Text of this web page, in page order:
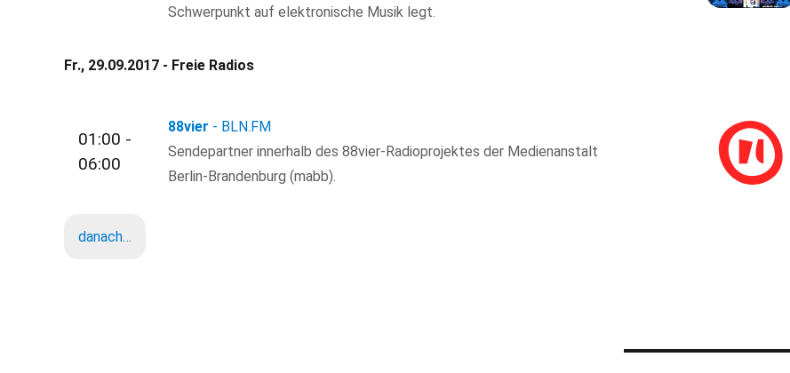
Schwerpunkt auf elektronische Musik legt.
Fr., 29.09.2017 - Freie Radios
01:00 -
06:00
88vier - BLN.FM
Sendepartner innerhalb des 88vier-Radioprojektes der Medienanstalt
Berlin-Brandenburg (mabb).
danach…